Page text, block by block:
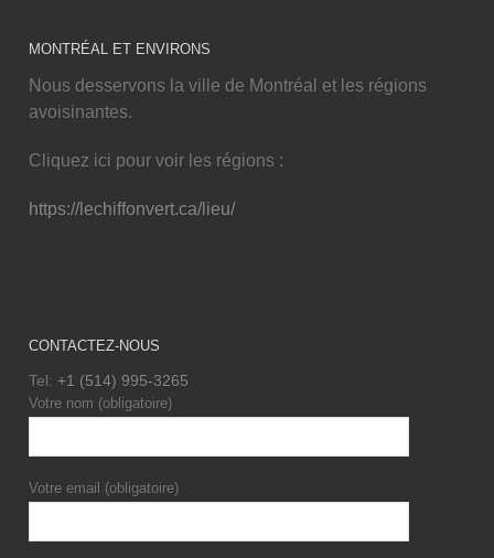
MONTRÉAL ET ENVIRONS
Nous desservons la ville de Montréal et les régions
avoisinantes.
Cliquez ici pour voir les régions :
https://lechiffonvert.ca/lieu/
CONTACTEZ-NOUS
Tel:+1 (514) 995-3265
Votre nom (obligatoire)
Votre email (obligatoire)